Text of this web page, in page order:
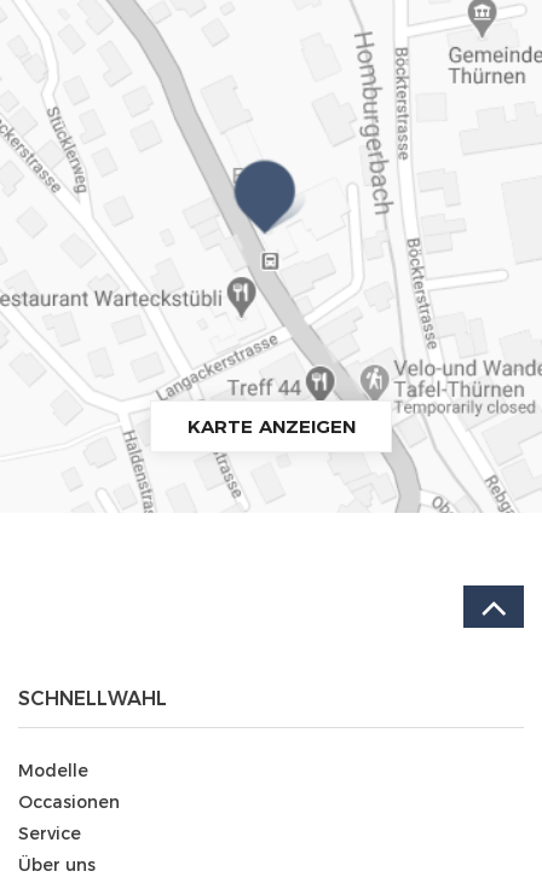
KARTE ANZEIGEN
SCHNELLWAHL
Modelle
Occasionen
Service
Über uns